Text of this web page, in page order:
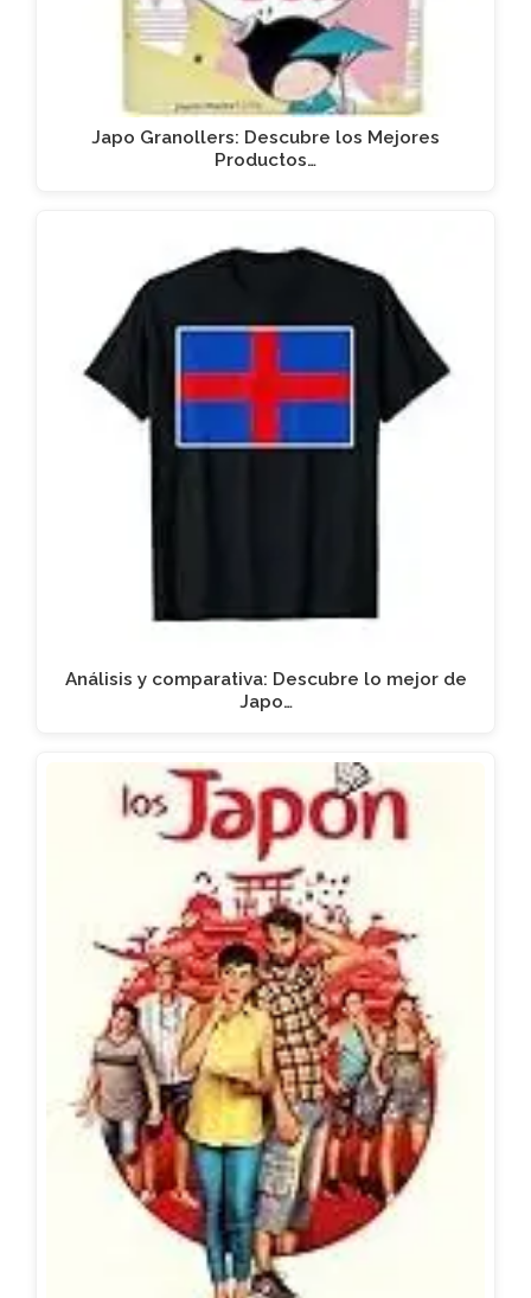
Japo Granollers: Descubre los Mejores
Productos…
Análisis y comparativa: Descubre lo mejor de
Japo…